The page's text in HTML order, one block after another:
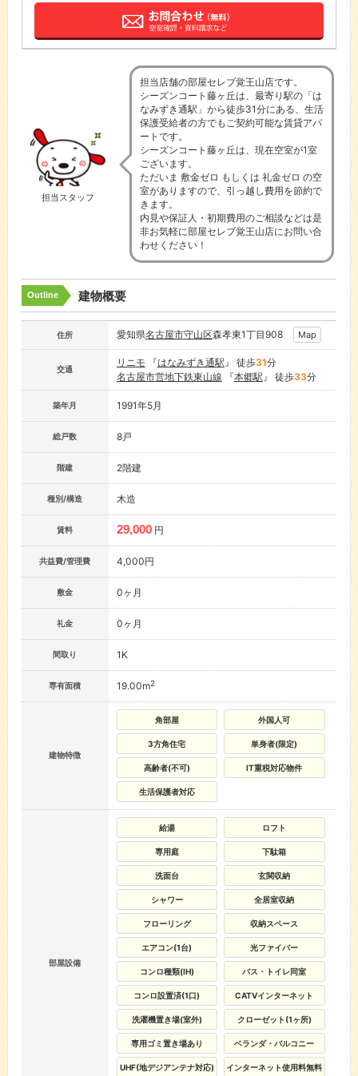
担当スタッフ
担当店舗の部屋セレブ覚王山店です。
シーズンコート藤ヶ丘は、最寄り駅の「は
なみずき通駅」から徒歩31分にある、生活
保護受給者の方でもご契約可能な賃貸アパ
ートです。
シーズンコート藤ヶ丘は、現在空室が1室
ございます。
ただいま 敷金ゼロ もしくは 礼金ゼロ の空
室がありますので、引っ越し費用を節約で
きます。
内見や保証人・初期費用のご相談などは是
非お気軽に部屋セレブ覚王山店にお問い合
わせください！
Outline 建物概要
住所 愛知県名古屋市守山区森孝東1丁目908 Map
交通
リニモ 『はなみずき通駅』 徒歩31分
名古屋市営地下鉄東山線 『本郷駅』 徒歩33分
築年月 1991年5月
総戸数 8戸
階建 2階建
種別/構造 木造
賃料 29,000 円
共益費/管理費 4,000円
敷金 0ヶ月
礼金 0ヶ月
間取り 1K
専有面積 19.00m2
建物特徴
角部屋 外国人可
3方角住宅 単身者(限定)
高齢者(不可) IT重税対応物件
生活保護者対応
部屋設備
給湯 ロフト
専用庭 下駄箱
洗面台 玄関収納
シャワー 全居室収納
フローリング 収納スペース
エアコン(1台) 光ファイバー
コンロ種類(IH) バス・トイレ同室
コンロ設置済(1口) CATVインターネット
洗濯機置き場(室外) クローゼット(1ヶ所)
専用ゴミ置き場あり ベランダ・バルコニー
UHF(地デジアンテナ対応) インターネット使用料無料